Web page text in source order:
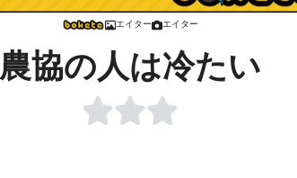
エイター エイター
農協の人は冷たい